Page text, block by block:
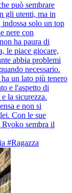
può sembrare
gli utenti, ma in
solo un top
nere con
ha paura di
le piace giocare,
abbia problemi
necessario.
un lato più tenero
e l'aspetto di
la sicurezza.
e non si
Con le sue
sembra il
#Ragazza